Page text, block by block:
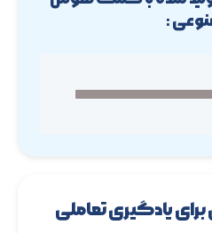
:
برای یادگیری تعاملی